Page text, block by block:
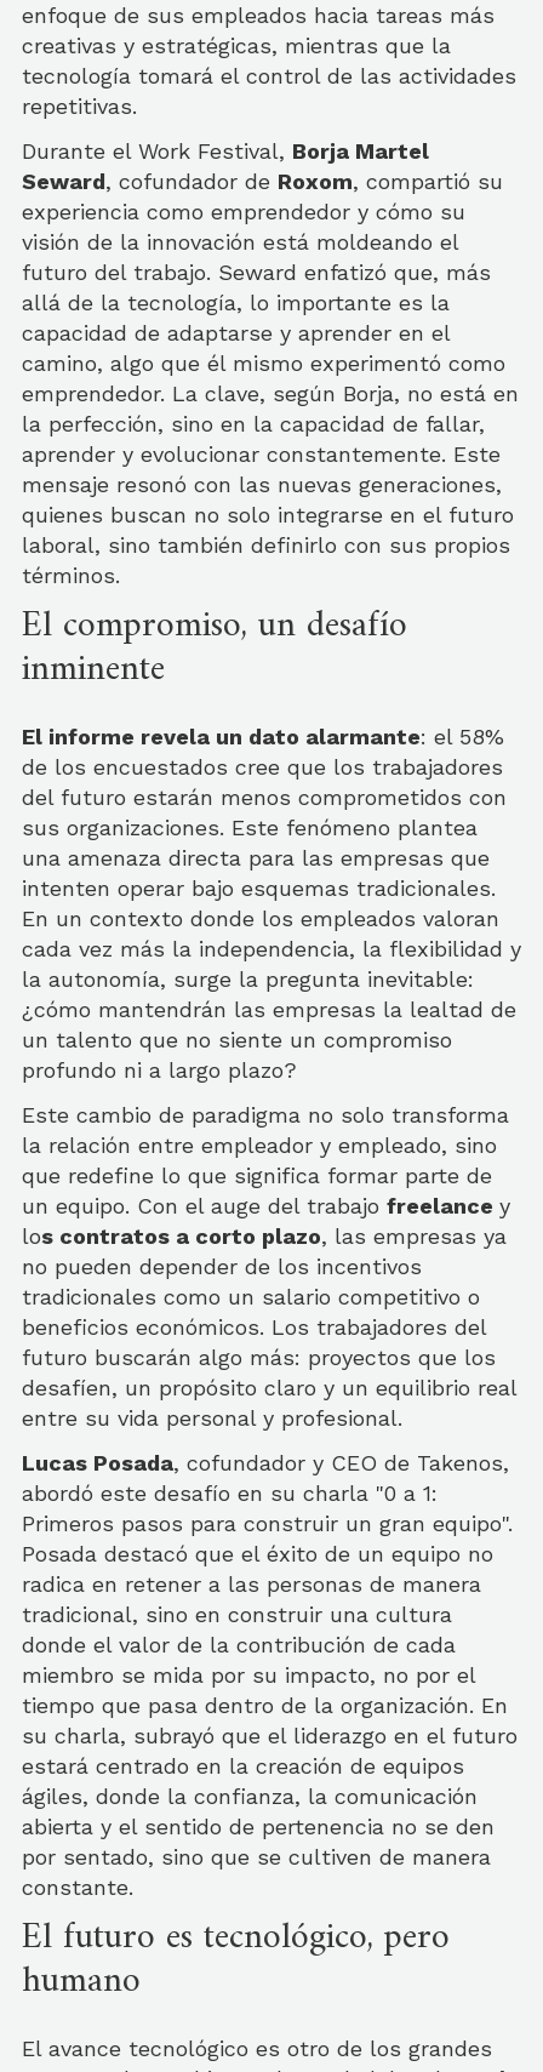
enfoque de sus empleados hacia tareas más
creativas y estratégicas, mientras que la
tecnología tomará el control de las actividades
repetitivas.
Durante el Work Festival, Borja Martel
Seward, cofundador de Roxom, compartió su
experiencia como emprendedor y cómo su
visión de la innovación está moldeando el
futuro del trabajo. Seward enfatizó que, más
allá de la tecnología, lo importante es la
capacidad de adaptarse y aprender en el
camino, algo que él mismo experimentó como
emprendedor. La clave, según Borja, no está en
la perfección, sino en la capacidad de fallar,
aprender y evolucionar constantemente. Este
mensaje resonó con las nuevas generaciones,
quienes buscan no solo integrarse en el futuro
laboral, sino también definirlo con sus propios
términos.
El compromiso, un desafío
inminente
El informe revela un dato alarmante: el 58%
de los encuestados cree que los trabajadores
del futuro estarán menos comprometidos con
sus organizaciones. Este fenómeno plantea
una amenaza directa para las empresas que
intenten operar bajo esquemas tradicionales.
En un contexto donde los empleados valoran
cada vez más la independencia, la flexibilidad y
la autonomía, surge la pregunta inevitable:
¿cómo mantendrán las empresas la lealtad de
un talento que no siente un compromiso
profundo ni a largo plazo?
Este cambio de paradigma no solo transforma
la relación entre empleador y empleado, sino
que redefine lo que significa formar parte de
un equipo. Con el auge del trabajo freelance y
los contratos a corto plazo, las empresas ya
no pueden depender de los incentivos
tradicionales como un salario competitivo o
beneficios económicos. Los trabajadores del
futuro buscarán algo más: proyectos que los
desafíen, un propósito claro y un equilibrio real
entre su vida personal y profesional.
Lucas Posada, cofundador y CEO de Takenos,
abordó este desafío en su charla "0 a 1:
Primeros pasos para construir un gran equipo".
Posada destacó que el éxito de un equipo no
radica en retener a las personas de manera
tradicional, sino en construir una cultura
donde el valor de la contribución de cada
miembro se mida por su impacto, no por el
tiempo que pasa dentro de la organización. En
su charla, subrayó que el liderazgo en el futuro
estará centrado en la creación de equipos
ágiles, donde la confianza, la comunicación
abierta y el sentido de pertenencia no se den
por sentado, sino que se cultiven de manera
constante.
El futuro es tecnológico, pero
humano
El avance tecnológico es otro de los grandes